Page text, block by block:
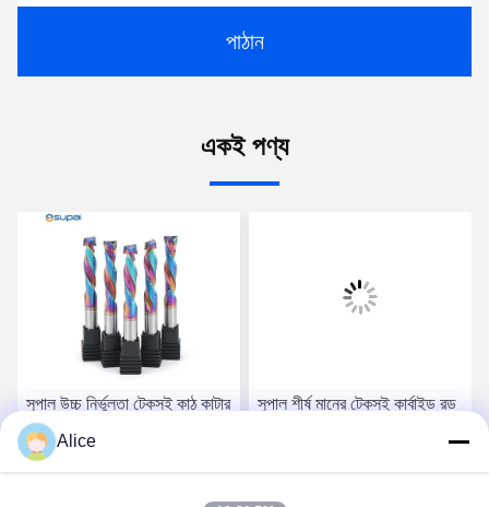
পাঠান
একই পণ্য
সুপাল উচ্চ নির্ভুলতা টেকসই কাঠ কাটার
- শীর্ষ-গ্রেড কার্বাইড রড কম্পোজিট
কম্প্রেশন শেষ মিল
সুপাল শীর্ষ মানের টেকসই কার্বাইড রড
Alice